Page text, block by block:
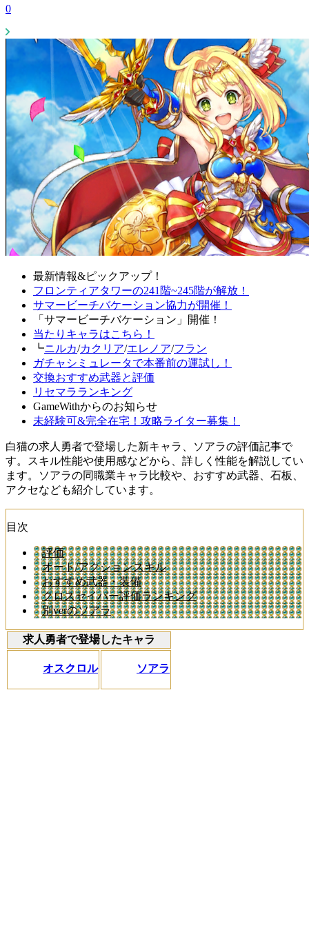
0
最新情報&ピックアップ！
フロンティアタワーの241階~245階が解放！
サマービーチバケーション協力が開催！
「サマービーチバケーション」開催！
当たりキャラはこちら！
┗ニルカ/カクリア/エレノア/フラン
ガチャシミュレータで本番前の運試し！
交換おすすめ武器と評価
リセマラランキング
GameWithからのお知らせ
未経験可&完全在宅！攻略ライター募集！
白猫の求人勇者で登場した新キャラ、ソアラの評価記事で
す。スキル性能や使用感などから、詳しく性能を解説してい
ます。ソアラの同職業キャラ比較や、おすすめ武器、石板、
アクセなども紹介しています。
目次
評価
オート/アクションスキル
おすすめ武器・装備
クロスセイバー評価ランキング
別verのソアラ
求人勇者で登場したキャラ
オスクロル ソアラ